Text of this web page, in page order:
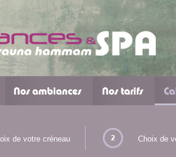
de votre créneau Choix de